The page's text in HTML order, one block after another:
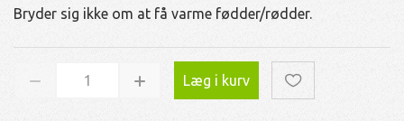
Bryder sig ikke om at få varme fødder/rødder.
Læg i kurv